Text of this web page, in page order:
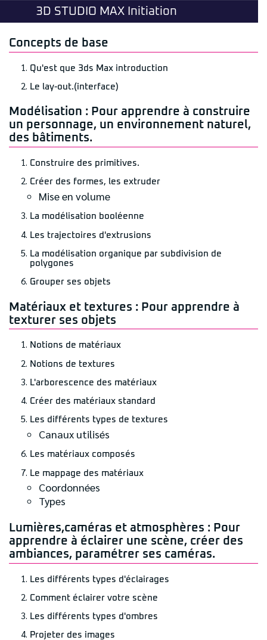
3D STUDIO MAX Initiation
Concepts de base
Qu'est que 3ds Max introduction
Le lay-out.(interface)
Modélisation : Pour apprendre à construire
un personnage, un environnement naturel,
des bâtiments.
Construire des primitives.
Créer des formes, les extruder
Mise en volume
La modélisation booléenne
Les trajectoires d'extrusions
La modélisation organique par subdivision de
polygones
Grouper ses objets
Matériaux et textures : Pour apprendre à
texturer ses objets
Notions de matériaux
Notions de textures
L'arborescence des matériaux
Créer des matériaux standard
Les différents types de textures
Canaux utilisés
Les matériaux composés
Le mappage des matériaux
Coordonnées
Types
Lumières,caméras et atmosphères : Pour
apprendre à éclairer une scène, créer des
ambiances, paramétrer ses caméras.
Les différents types d'éclairages
Comment éclairer votre scène
Les différents types d'ombres
Projeter des images